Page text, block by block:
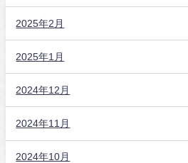
2025年2月
2025年1月
2024年12月
2024年11月
2024年10月